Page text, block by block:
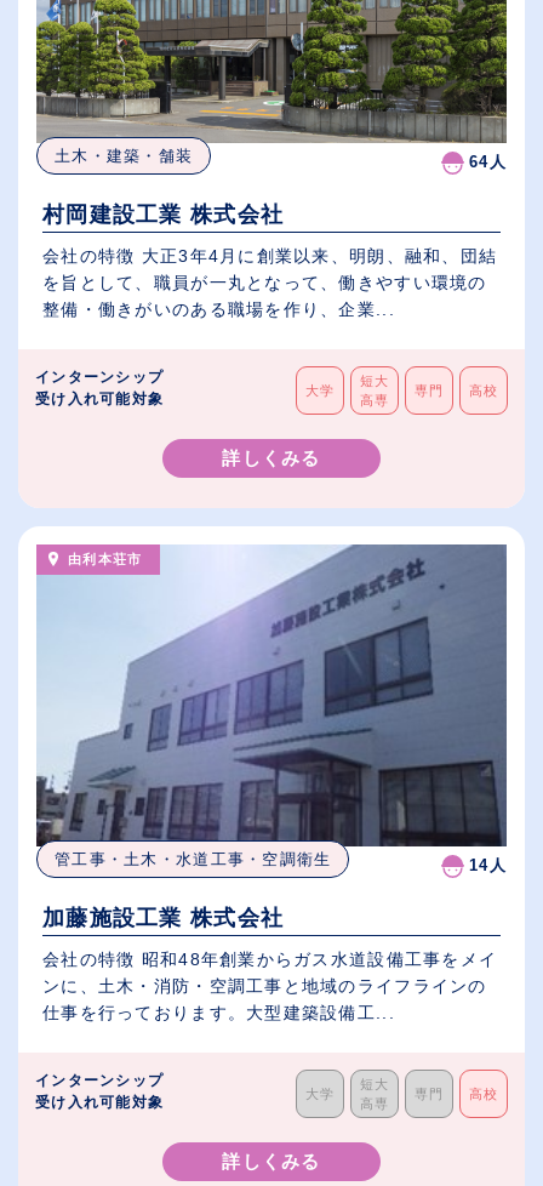
土木・建築・舗装 64人
村岡建設工業 株式会社
会社の特徴 大正3年4月に創業以来、明朗、融和、団結
を旨として、職員が一丸となって、働きやすい環境の
整備・働きがいのある職場を作り、企業...
インターンシップ
受け入れ可能対象
大学
短大
高専
専門 高校
詳しくみる
由利本荘市
管工事・土木・水道工事・空調衛生 14人
加藤施設工業 株式会社
会社の特徴 昭和48年創業からガス水道設備工事をメイ
ンに、土木・消防・空調工事と地域のライフラインの
仕事を行っております。大型建築設備工...
インターンシップ
受け入れ可能対象
大学
短大
高専
専門 高校
詳しくみる